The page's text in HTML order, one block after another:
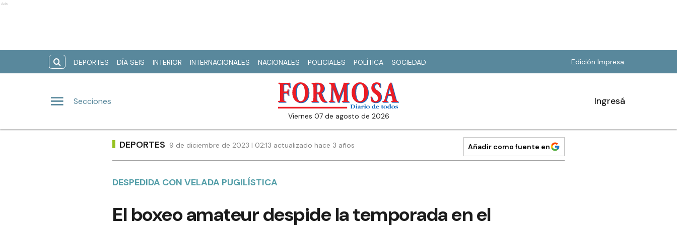
Ads
DEPORTES DÍA SEIS INTERIOR INTERNACIONALES NACIONALES POLICIALES POLÍTICA SOCIEDAD Edición Impresa
Secciones
viernes 07 de agosto de 2026
Ingresá
DEPORTES 9 de diciembre de 2023 | 02:13 actualizado hace 3 años Añadir como fuente en
DESPEDIDA CON VELADA PUGILÍSTICA
El boxeo amateur despide la temporada en el